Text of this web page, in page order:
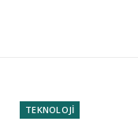
TEKNOLOJİ